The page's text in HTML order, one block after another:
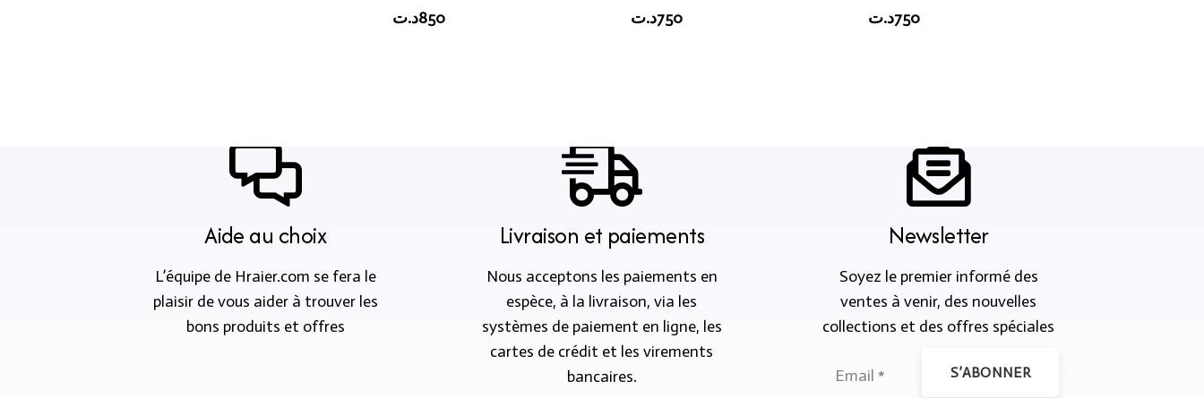
850د.ت 750د.ت 750د.ت
Aide au choix
L’équipe de Hraier.com se fera le
plaisir de vous aider à trouver les
bons produits et offres
Livraison et paiements
Nous acceptons les paiements en
espèce, à la livraison, via les
systèmes de paiement en ligne, les
cartes de crédit et les virements
bancaires.
Newsletter
Soyez le premier informé des
ventes à venir, des nouvelles
collections et des offres spéciales
S’ABONNER